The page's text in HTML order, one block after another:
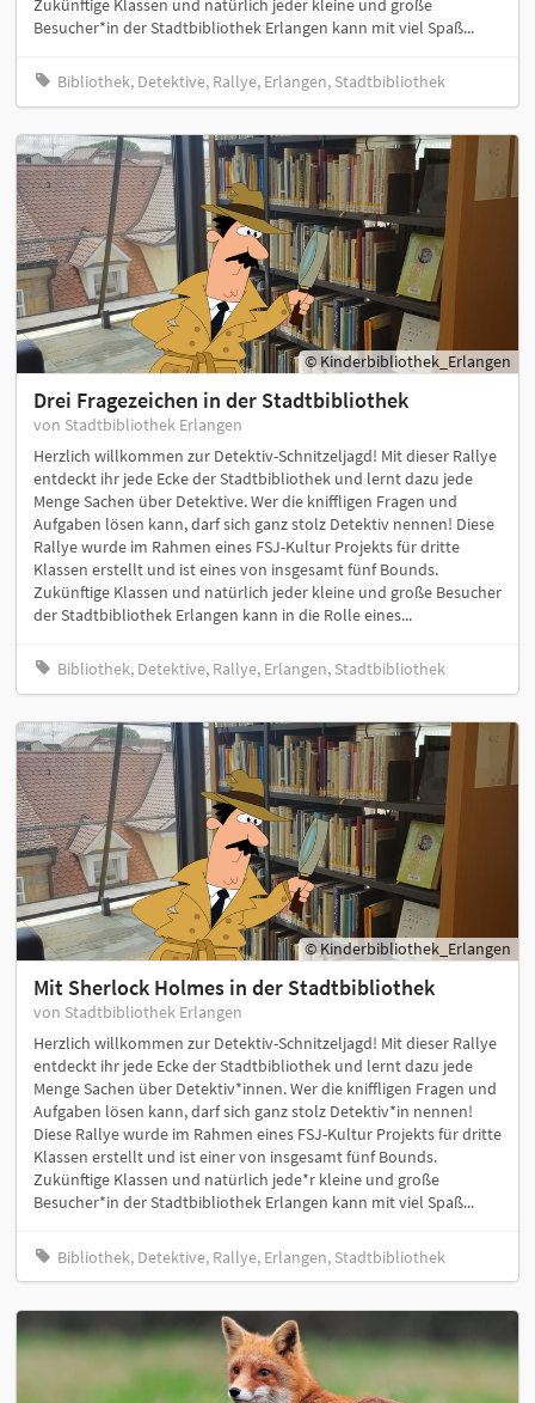
Besucher*in der Stadtbibliothek Erlangen kann mit viel Spaß...
Bibliothek, Detektive, Rallye, Erlangen, Stadtbibliothek
© Kinderbibliothek_Erlangen
Drei Fragezeichen in der Stadtbibliothek
von Stadtbibliothek Erlangen
Herzlich willkommen zur Detektiv-Schnitzeljagd! Mit dieser Rallye
entdeckt ihr jede Ecke der Stadtbibliothek und lernt dazu jede
Menge Sachen über Detektive. Wer die kniffligen Fragen und
Aufgaben lösen kann, darf sich ganz stolz Detektiv nennen! Diese
Rallye wurde im Rahmen eines FSJ-Kultur Projekts für dritte
Klassen erstellt und ist eines von insgesamt fünf Bounds.
Zukünftige Klassen und natürlich jeder kleine und große Besucher
der Stadtbibliothek Erlangen kann in die Rolle eines...
Bibliothek, Detektive, Rallye, Erlangen, Stadtbibliothek
© Kinderbibliothek_Erlangen
Mit Sherlock Holmes in der Stadtbibliothek
von Stadtbibliothek Erlangen
Herzlich willkommen zur Detektiv-Schnitzeljagd! Mit dieser Rallye
entdeckt ihr jede Ecke der Stadtbibliothek und lernt dazu jede
Menge Sachen über Detektiv*innen. Wer die kniffligen Fragen und
Aufgaben lösen kann, darf sich ganz stolz Detektiv*in nennen!
Diese Rallye wurde im Rahmen eines FSJ-Kultur Projekts für dritte
Klassen erstellt und ist einer von insgesamt fünf Bounds.
Zukünftige Klassen und natürlich jede*r kleine und große
Besucher*in der Stadtbibliothek Erlangen kann mit viel Spaß...
Bibliothek, Detektive, Rallye, Erlangen, Stadtbibliothek